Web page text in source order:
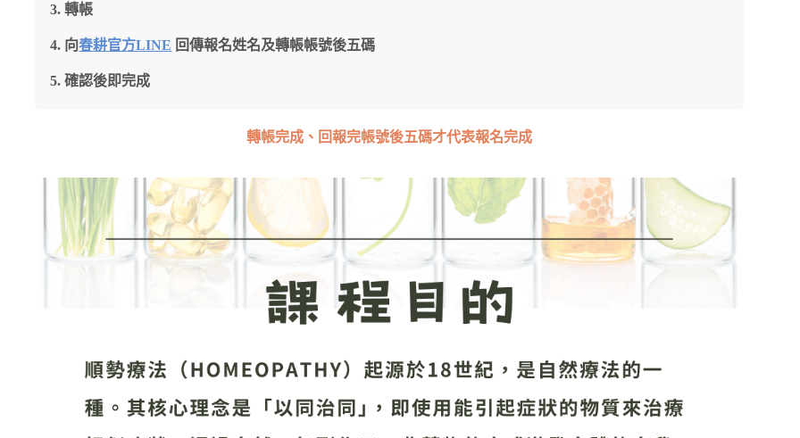
轉帳
向春耕官方LINE 回傳報名姓名及轉帳帳號後五碼
確認後即完成
轉帳完成、回報完帳號後五碼才代表報名完成